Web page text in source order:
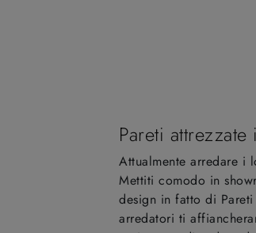
Pareti
Attualmente arredare i
Mettiti comodo in
design in fatto di Pareti
arredatori ti